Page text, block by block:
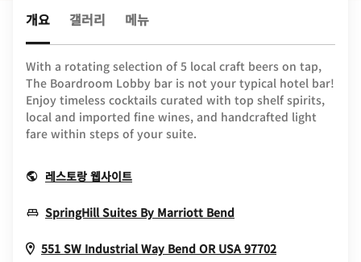
개요 갤러리 메뉴
With a rotating selection of 5 local craft beers on tap,
The Boardroom Lobby bar is not your typical hotel bar!
Enjoy timeless cocktails curated with top shelf spirits,
local and imported fine wines, and handcrafted light
fare within steps of your suite.
레스토랑 웹사이트Opens In New Window
SpringHill Suites By Marriott BendOpens In New
551 SW Industrial Way Bend OR USA 97702Opens In